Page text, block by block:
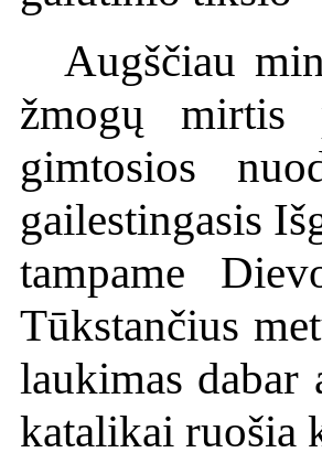
Augščiau
žmogų mirtis
gimtosios
gailestingasis
tampame
Tūkstančius
laukimas dabar
katalikai ruošia